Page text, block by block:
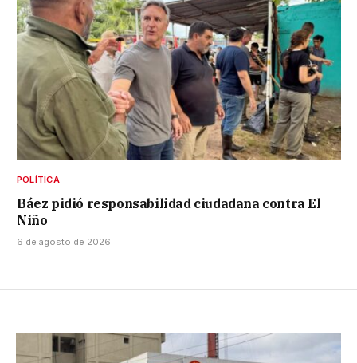
POLÍTICA
Báez pidió responsabilidad ciudadana contra El
Niño
6 de agosto de 2026